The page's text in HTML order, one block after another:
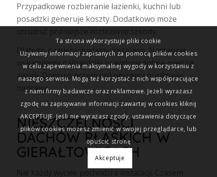
Przypadkowe rozbieranie łazienki, kuchni lub
posadzki generuje koszty. Dodatkowo może
Dlatego najpierw badamy instalację. Następnie
wskazujemy najbardziej prawdopodobne miejsce
awarii. Dopiero potem wykonujemy punktową
naprawę.
NIESZCZELNOŚCI
DACHÓW PŁASKICH W
GIERAŁTOWICACH
Ta strona wykorzystuje pliki cookie
Używamy informacji zapisanych za pomocą plików cookies
w celu zapewnienia maksymalnej wygody w korzystaniu z
naszego serwisu. Mogą też korzystać z nich współpracujące
z nami firmy badawcze oraz reklamowe. Jeżeli wyrażasz
zgodę na zapisywanie informacji zawartej w cookies kliknij
AKCEPTUJE. Jeśli nie wyrażasz zgody, ustawienia dotyczące
plików cookies możesz zmienić w swojej przeglądarce, lub
opuścić stronę
Akceptuje